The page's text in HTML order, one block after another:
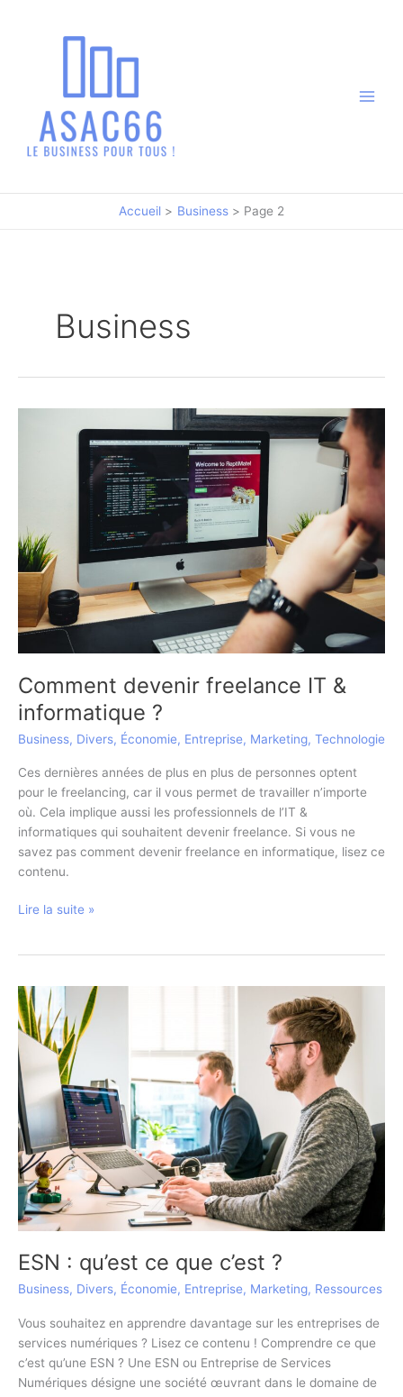
Accueil Business Page 2
Business
Comment devenir freelance IT &
informatique ?
Business, Divers, Économie, Entreprise, Marketing, Technologie
Ces dernières années de plus en plus de personnes optent
pour le freelancing, car il vous permet de travailler n’importe
où. Cela implique aussi les professionnels de l’IT &
informatiques qui souhaitent devenir freelance. Si vous ne
savez pas comment devenir freelance en informatique, lisez ce
contenu.
Comment
&
informatique
?
Lire la suite »
ESN : qu’est ce que c’est ?
Business, Divers, Économie, Entreprise, Marketing, Ressources
Vous souhaitez en apprendre davantage sur les entreprises de
services numériques ? Lisez ce contenu ! Comprendre ce que
c’est qu’une ESN ? Une ESN ou Entreprise de Services
Numériques désigne une société œuvrant dans le domaine de